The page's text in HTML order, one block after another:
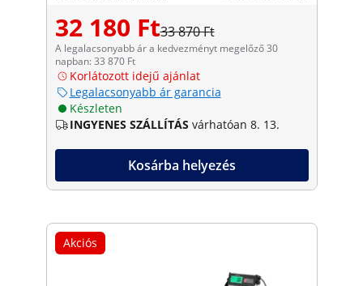
32 180 Ft33 870 Ft
A legalacsonyabb ár a kedvezményt megelőző 30
napban: 33 870 Ft
Korlátozott idejű ajánlat
Legalacsonyabb ár garancia
Készleten
INGYENES SZÁLLÍTÁS várhatóan 8. 13.
Kosárba helyezés
Akciós